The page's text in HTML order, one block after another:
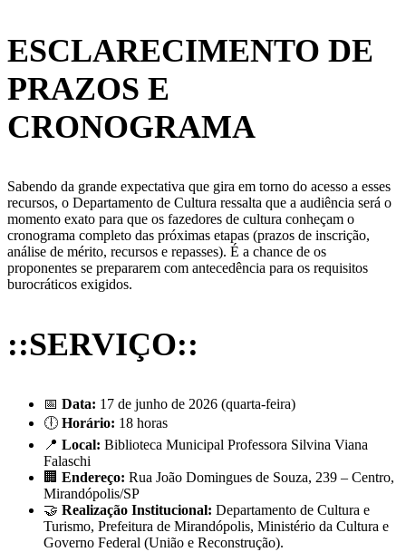
ESCLARECIMENTO DE
PRAZOS E
CRONOGRAMA
Sabendo da grande expectativa que gira em torno do acesso a esses
recursos, o Departamento de Cultura ressalta que a audiência será o
momento exato para que os fazedores de cultura conheçam o
cronograma completo das próximas etapas (prazos de inscrição,
análise de mérito, recursos e repasses). É a chance de os
proponentes se prepararem com antecedência para os requisitos
burocráticos exigidos.
::SERVIÇO::
📅 Data: 17 de junho de 2026 (quarta-feira)
🕕 Horário: 18 horas
📍 Local: Biblioteca Municipal Professora Silvina Viana
Falaschi
🏢 Endereço: Rua João Domingues de Souza, 239 – Centro,
Mirandópolis/SP
🤝 Realização Institucional: Departamento de Cultura e
Turismo, Prefeitura de Mirandópolis, Ministério da Cultura e
Governo Federal (União e Reconstrução).